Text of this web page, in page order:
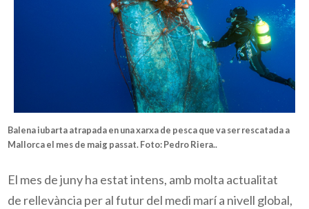
Balena iubartaatrapada en una xarxa de pesca que va ser rescatada a
Mallorca el mes de maig passat. Foto: Pedro Riera..
El mes de juny ha estat intens, amb molta actualitat
de rellevància per al futur del medi marí a nivell global,